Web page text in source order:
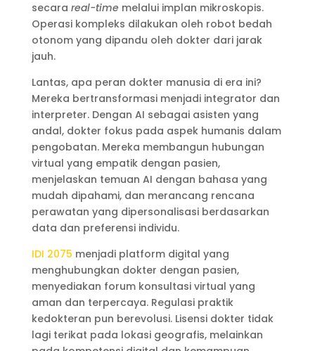
secara real-time melalui implan mikroskopis.
Operasi kompleks dilakukan oleh robot bedah
otonom yang dipandu oleh dokter dari jarak
jauh.
Lantas, apa peran dokter manusia di era ini?
Mereka bertransformasi menjadi integrator dan
interpreter. Dengan AI sebagai asisten yang
andal, dokter fokus pada aspek humanis dalam
pengobatan. Mereka membangun hubungan
virtual yang empatik dengan pasien,
menjelaskan temuan AI dengan bahasa yang
mudah dipahami, dan merancang rencana
perawatan yang dipersonalisasi berdasarkan
data dan preferensi individu.
IDI 2075 menjadi platform digital yang
menghubungkan dokter dengan pasien,
menyediakan forum konsultasi virtual yang
aman dan terpercaya. Regulasi praktik
kedokteran pun berevolusi. Lisensi dokter tidak
lagi terikat pada lokasi geografis, melainkan